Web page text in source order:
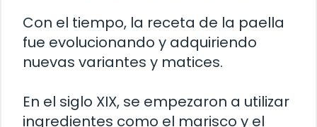
Con el tiempo, la receta de la paella
fue evolucionando y adquiriendo
nuevas variantes y matices.
En el siglo XIX, se empezaron a utilizar
ingredientes como el marisco y el